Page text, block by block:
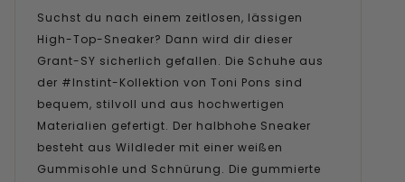
Suchst du nach einem zeitlosen, lässigen
High-Top-Sneaker? Dann wird dir dieser
Grant-SY sicherlich gefallen. Die Schuhe aus
der #Instint-Kollektion von Toni Pons sind
bequem, stilvoll und aus hochwertigen
Materialien gefertigt. Der halbhohe Sneaker
besteht aus Wildleder mit einer weißen
Gummisohle und Schnürung. Die gummierte